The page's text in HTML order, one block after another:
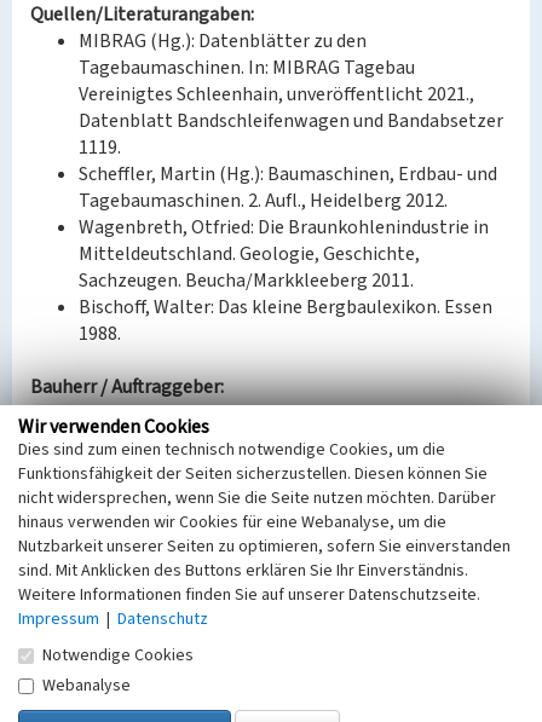
Quellen/Literaturangaben:
MIBRAG (Hg.): Datenblätter zu den
Tagebaumaschinen. In: MIBRAG Tagebau
Vereinigtes Schleenhain, unveröffentlicht 2021.,
Datenblatt Bandschleifenwagen und Bandabsetzer
1119.
Scheffler, Martin (Hg.): Baumaschinen, Erdbau- und
Tagebaumaschinen. 2. Aufl., Heidelberg 2012.
Wagenbreth, Otfried: Die Braunkohlenindustrie in
Mitteldeutschland. Geologie, Geschichte,
Sachzeugen. Beucha/Markkleeberg 2011.
Bischoff, Walter: Das kleine Bergbaulexikon. Essen
1988.
Bauherr / Auftraggeber:
Eigentümer: MIBRAG mbH (GND: 16330196-7)
BKM-Nummer:30600172
Abbaufeld Schleenhain: Schleifenwagen zum
Schlagwörter
Ort
Pödelwitz
Fachsicht(en)
Denkmalpflege
Erfassungsmaßstab
Wir verwenden Cookies
Dies sind zum einen technisch notwendige Cookies, um die
Funktionsfähigkeit der Seiten sicherzustellen. Diesen können Sie
nicht widersprechen, wenn Sie die Seite nutzen möchten. Darüber
hinaus verwenden wir Cookies für eine Webanalyse, um die
Nutzbarkeit unserer Seiten zu optimieren, sofern Sie einverstanden
sind. Mit Anklicken des Buttons erklären Sie Ihr Einverständnis.
Weitere Informationen finden Sie auf unserer Datenschutzseite.
Impressum | Datenschutz
Notwendige Cookies
Webanalyse